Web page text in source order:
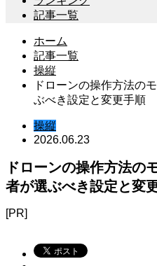
記事一覧
ホーム
記事一覧
操縦
ドローンの操作方法の
ぶべき設定と変更手順
操縦
2026.06.23
ドローンの操作方法の
者が選ぶべき設定と変
[PR]